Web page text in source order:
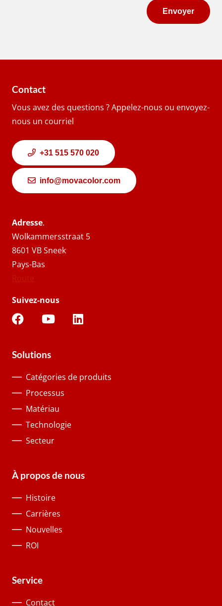
Contact
Vous avez des questions ? Appelez-nous ou envoyez-
nous un courriel
+31 515 570 020
info@movacolor.com
Adresse.
Wolkammersstraat 5
8601 VB Sneek
Pays-Bas
Route
Suivez-nous
Solutions
Catégories de produits
Processus
Matériau
Technologie
Secteur
À propos de nous
Histoire
Carrières
Nouvelles
ROI
Service
Contact